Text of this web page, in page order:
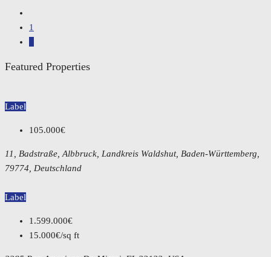
1
Featured Properties
Label
105.000€
11, Badstraße, Albbruck, Landkreis Waldshut, Baden-Württemberg,
79774, Deutschland
Label
1.599.000€
15.000€/sq ft